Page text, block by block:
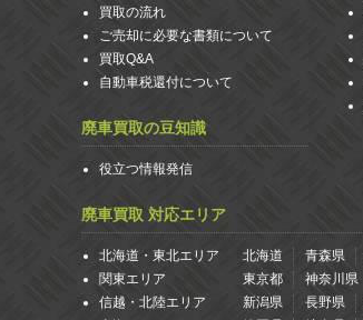
買取の流れ
ご売却に必要な書類について
買取Q&A
自動車税還付について
廃車買取の豆知識
役立つ情報発信
廃車買取 対応エリア
北海道・東北エリア 北海道 青森県
関東エリア
東京都 神奈川県
信越・北陸エリア
新潟県 長野県